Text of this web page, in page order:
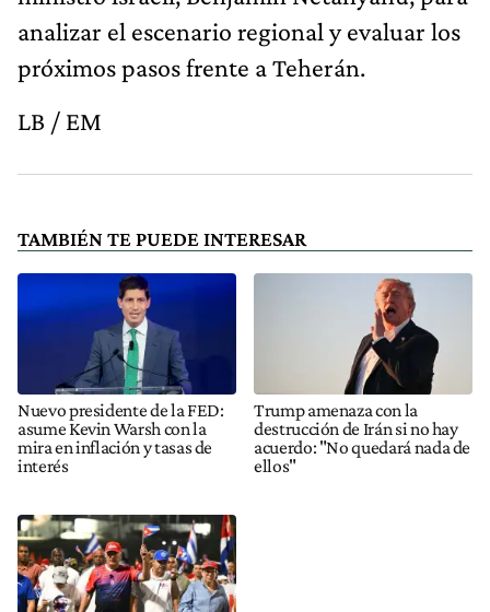
analizar el escenario regional y evaluar los
próximos pasos frente a Teherán.
LB / EM
TAMBIÉN TE PUEDE INTERESAR
Nuevo presidente de la FED:
asume Kevin Warsh con la
mira en inflación y tasas de
interés
Trump amenaza con la
destrucción de Irán si no hay
acuerdo: "No quedará nada de
ellos"